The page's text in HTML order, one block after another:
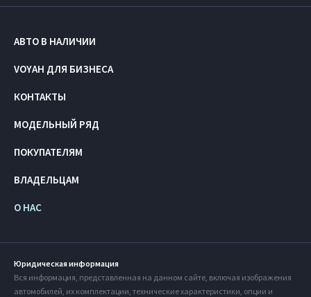
АВТО В НАЛИЧИИ
VOYAH ДЛЯ БИЗНЕСА
КОНТАКТЫ
МОДЕЛЬНЫЙ РЯД
ПОКУПАТЕЛЯМ
ВЛАДЕЛЬЦАМ
О НАС
Юридическая информация
Вся информация, представленная на данном сайте, включая изображения
автомобилей, их комплектации, технические характеристики, опции и